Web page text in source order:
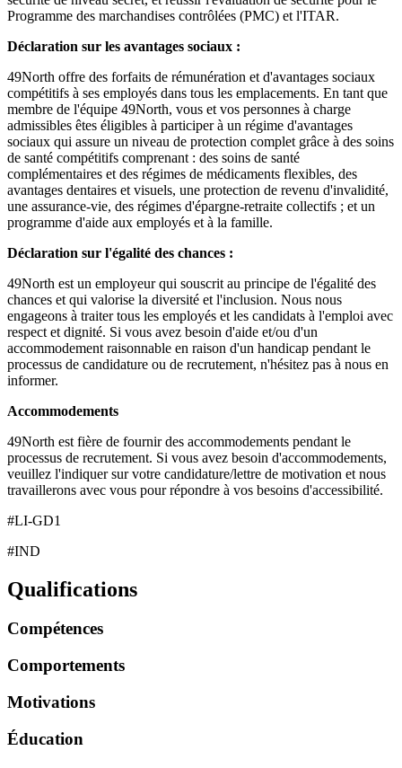
Programme des marchandises contrôlées (PMC) et l'ITAR.
Déclaration sur les avantages sociaux :
49North offre des forfaits de rémunération et d'avantages sociaux
compétitifs à ses employés dans tous les emplacements. En tant que
membre de l'équipe 49North, vous et vos personnes à charge
admissibles êtes éligibles à participer à un régime d'avantages
sociaux qui assure un niveau de protection complet grâce à des soins
de santé compétitifs comprenant : des soins de santé
complémentaires et des régimes de médicaments flexibles, des
avantages dentaires et visuels, une protection de revenu d'invalidité,
une assurance-vie, des régimes d'épargne-retraite collectifs ; et un
programme d'aide aux employés et à la famille.
Déclaration sur l'égalité des chances :
49North est un employeur qui souscrit au principe de l'égalité des
chances et qui valorise la diversité et l'inclusion. Nous nous
engageons à traiter tous les employés et les candidats à l'emploi avec
respect et dignité. Si vous avez besoin d'aide et/ou d'un
accommodement raisonnable en raison d'un handicap pendant le
processus de candidature ou de recrutement, n'hésitez pas à nous en
informer.
Accommodements
49North est fière de fournir des accommodements pendant le
processus de recrutement. Si vous avez besoin d'accommodements,
veuillez l'indiquer sur votre candidature/lettre de motivation et nous
travaillerons avec vous pour répondre à vos besoins d'accessibilité.
#LI-GD1
#IND
Qualifications
Compétences
Comportements
Motivations
Éducation